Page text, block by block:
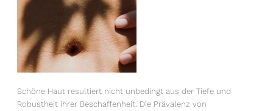
Schöne Haut resultiert nicht unbedingt aus der Tiefe und
Robustheit ihrer Beschaffenheit. Die Prävalenz von